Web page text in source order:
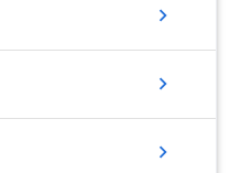
chevron_right
chevron_right
chevron_right